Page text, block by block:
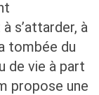
s’attarder, à
tombée du
de vie à part
propose une